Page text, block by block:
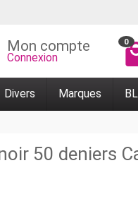
Mon compte
Connexion
0
Divers Marques
50 deniers